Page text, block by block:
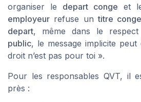
organiser le depart conge et
employeur refuse untitre conge
depart, même dans le respect
public, le message implicite
droit n’est pas pour toi ».
Pour les responsables QVT, il
près :